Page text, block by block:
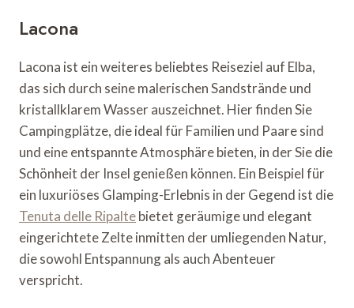
Lacona
Lacona ist ein weiteres beliebtes Reiseziel auf Elba,
das sich durch seine malerischen Sandstrände und
kristallklarem Wasser auszeichnet. Hier finden Sie
Campingplätze, die ideal für Familien und Paare sind
und eine entspannte Atmosphäre bieten, in der Sie die
Schönheit der Insel genießen können. Ein Beispiel für
ein luxuriöses Glamping-Erlebnis in der Gegend ist die
Tenuta delle Ripaltebietet geräumige und elegant
eingerichtete Zelte inmitten der umliegenden Natur,
die sowohl Entspannung als auch Abenteuer
verspricht.